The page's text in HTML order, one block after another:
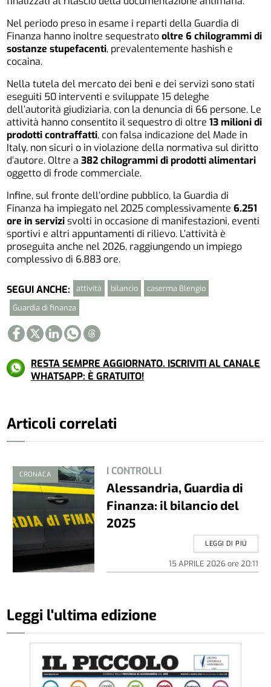
Nel periodo preso in esame i reparti della Guardia di
Finanza hanno inoltre sequestratooltre 6 chilogrammi di
sostanze stupefacenti, prevalentemente hashish e
cocaina.
Nella tutela del mercato dei beni e dei servizi sono stati
eseguiti 50 interventi e sviluppate 15 deleghe
dell’autorità giudiziaria, con la denuncia di 66 persone. Le
attività hanno consentito il sequestro di oltre 13 milioni di
prodotti contraffatti, con falsa indicazione del Made in
Italy, non sicuri o in violazione della normativa sul diritto
d’autore. Oltre a382 chilogrammi di prodotti alimentari
oggetto di frode commerciale.
Infine, sul fronte dell’ordine pubblico, la Guardia di
Finanza ha impiegato nel 2025 complessivamente 6.251
ore in servizisvolti in occasione di manifestazioni, eventi
sportivi e altri appuntamenti di rilievo. L’attività è
proseguita anche nel 2026, raggiungendo un impiego
complessivo di 6.883 ore.
SEGUI ANCHE: attività bilancio
caserma Blengio
Guardia di finanza
RESTA SEMPRE AGGIORNATO. ISCRIVITI AL CANALE
WHATSAPP: È GRATUITO!
Articoli correlati
CRONACA I CONTROLLI
Alessandria, Guardia di
Finanza: il bilancio del
2025
15 APRILE 2026ore 20:11
LEGGI DI PIÚ
Leggi l'ultima edizione